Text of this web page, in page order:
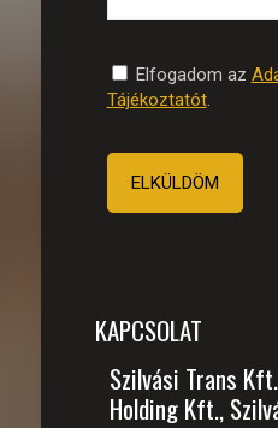
Elfogadom az
Tájékoztatót.
KAPCSOLAT
Szilvási Trans
Holding Kft.,